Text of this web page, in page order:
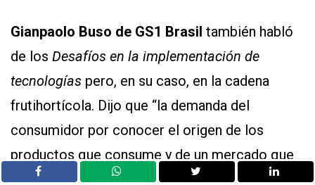
Gianpaolo Buso de GS1 Brasil también habló
de los Desafíos en la implementación de
tecnologías pero, en su caso, en la cadena
frutihortícola. Dijo que “la demanda del
consumidor por conocer el origen de los
productos que consume y de un mercado que
debe atender a esa demanda, impacta en el